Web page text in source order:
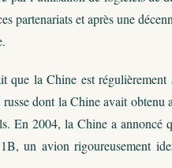
partenariats et après une
la Chine est
dont la Chine avait
En 2004, la Chine a annoncé
un avion rigoureusement